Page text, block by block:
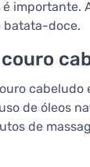
importante.
batata-doce.
de óleos
de